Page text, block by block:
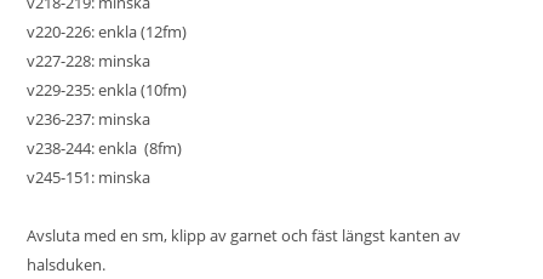
v220-226: enkla (12fm)
v227-228: minska
v229-235: enkla (10fm)
v236-237: minska
v238-244: enkla (8fm)
v245-151: minska
Avsluta med en sm, klipp av garnet och fäst längst kanten av
halsduken.